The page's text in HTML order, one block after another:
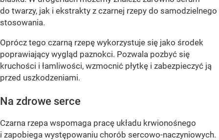
do twarzy, jak i ekstrakty z czarnej rzepy do samodzielnego
stosowania.
Oprócz tego czarną rzepę wykorzystuje się jako środek
poprawiający wygląd paznokci. Pozwala pozbyć się
kruchości i łamliwości, wzmocnić płytkę i zabezpieczyć ją
przed uszkodzeniami.
Na zdrowe serce
Czarna rzepa wspomaga pracę układu krwionośnego
i zapobiega występowaniu chorób sercowo-naczyniowych.